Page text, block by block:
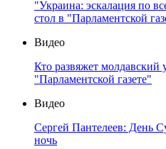
"Украина: эскалация по
стол в "Парламентской
Видео
Кто развяжет молдавский
"Парламентской газете"
Видео
Сергей Пантелеев: День
ночь